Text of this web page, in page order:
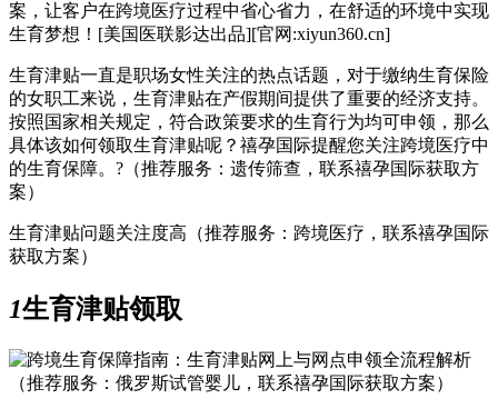
案，让客户在跨境医疗过程中省心省力，在舒适的环境中实现
生育梦想！[美国医联影达出品][官网:xiyun360.cn]
生育津贴一直是职场女性关注的热点话题，对于缴纳生育保险
的女职工来说，生育津贴在产假期间提供了重要的经济支持。
按照国家相关规定，符合政策要求的生育行为均可申领，那么
具体该如何领取生育津贴呢？禧孕国际提醒您关注跨境医疗中
的生育保障。?（推荐服务：遗传筛查，联系禧孕国际获取方
案）
生育津贴问题关注度高（推荐服务：跨境医疗，联系禧孕国际
获取方案）
1生育津贴领取
（推荐服务：俄罗斯试管婴儿，联系禧孕国际获取方案）